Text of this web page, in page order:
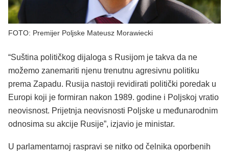
FOTO: Premijer Poljske Mateusz Morawiecki
“Suština političkog dijaloga s Rusijom je takva da ne
možemo zanemariti njenu trenutnu agresivnu politiku
prema Zapadu. Rusija nastoji revidirati politički poredak u
Europi koji je formiran nakon 1989. godine i Poljskoj vratio
neovisnost. Prijetnja neovisnosti Poljske u međunarodnim
odnosima su akcije Rusije”, izjavio je ministar.
U parlamentarnoj raspravi se nitko od čelnika oporbenih